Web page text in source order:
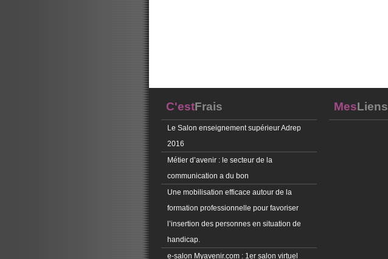
C'estFrais
Le Salon enseignement supérieur Adrep
2016
Métier d’avenir : le secteur de la
communication a du bon
Une mobilisation efficace autour de la
formation professionnelle pour favoriser
l’insertion des personnes en situation de
handicap.
e-salon Myavenir.com : 1er salon virtuel
MesLiens